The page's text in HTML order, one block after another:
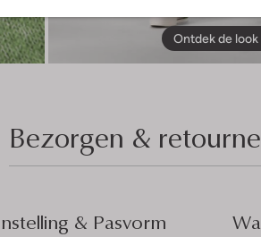
Ontdek de look
Bezorgen &
& Pasvorm